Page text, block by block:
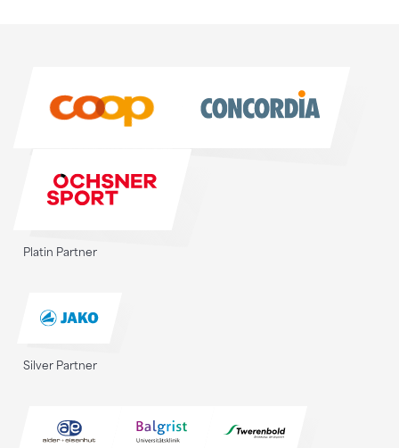
Platin Partner
Silver Partner